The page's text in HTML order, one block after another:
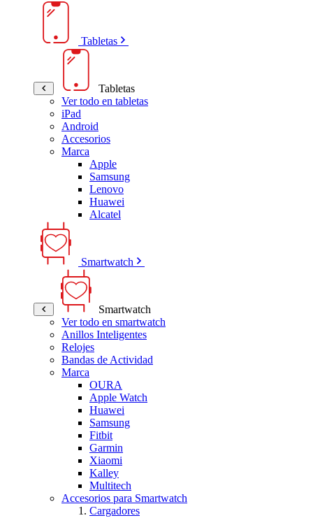
Tabletas
Tabletas
Ver todo en tabletas
iPad
Android
Accesorios
Marca
Apple
Samsung
Lenovo
Huawei
Alcatel
Smartwatch
Smartwatch
Ver todo en smartwatch
Anillos Inteligentes
Relojes
Bandas de Actividad
Marca
OURA
Apple Watch
Huawei
Samsung
Fitbit
Garmin
Xiaomi
Kalley
Multitech
Accesorios para Smartwatch
Cargadores